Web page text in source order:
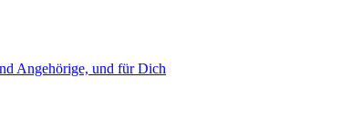
Angehörige, und für Dich